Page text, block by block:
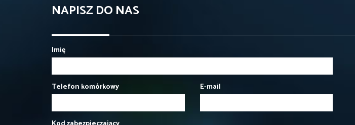
NAPISZ DO NAS
Imię
Telefon komórkowy E-mail